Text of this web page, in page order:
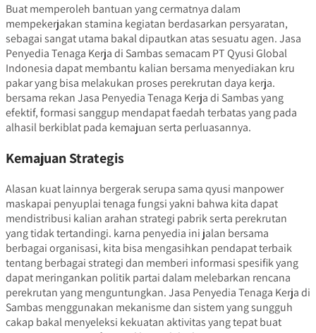
Buat memperoleh bantuan yang cermatnya dalam
mempekerjakan stamina kegiatan berdasarkan persyaratan,
sebagai sangat utama bakal dipautkan atas sesuatu agen. Jasa
Penyedia Tenaga Kerja di Sambas semacam PT Qyusi Global
Indonesia dapat membantu kalian bersama menyediakan kru
pakar yang bisa melakukan proses perekrutan daya kerja.
bersama rekan Jasa Penyedia Tenaga Kerja di Sambas yang
efektif, formasi sanggup mendapat faedah terbatas yang pada
alhasil berkiblat pada kemajuan serta perluasannya.
Kemajuan Strategis
Alasan kuat lainnya bergerak serupa sama qyusi manpower
maskapai penyuplai tenaga fungsi yakni bahwa kita dapat
mendistribusi kalian arahan strategi pabrik serta perekrutan
yang tidak tertandingi. karna penyedia ini jalan bersama
berbagai organisasi, kita bisa mengasihkan pendapat terbaik
tentang berbagai strategi dan memberi informasi spesifik yang
dapat meringankan politik partai dalam melebarkan rencana
perekrutan yang menguntungkan. Jasa Penyedia Tenaga Kerja di
Sambas menggunakan mekanisme dan sistem yang sungguh
cakap bakal menyeleksi kekuatan aktivitas yang tepat buat